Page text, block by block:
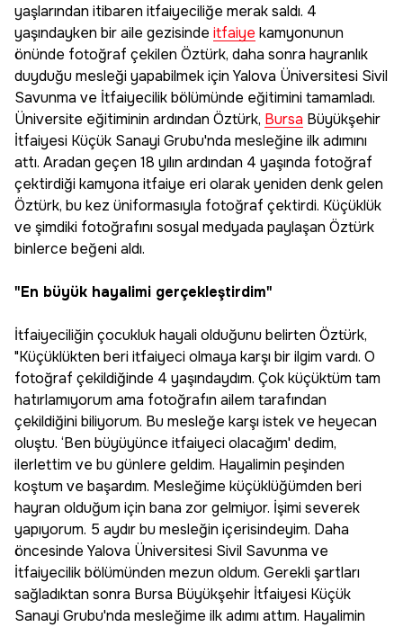
yaşlarından itibaren itfaiyeciliğe merak saldı. 4
yaşındayken bir aile gezisinde itfaiye kamyonunun
önünde fotoğraf çekilen Öztürk, daha sonra hayranlık
duyduğu mesleği yapabilmek için Yalova Üniversitesi Sivil
Savunma ve İtfaiyecilik bölümünde eğitimini tamamladı.
Üniversite eğitiminin ardından Öztürk, Bursa Büyükşehir
İtfaiyesi Küçük Sanayi Grubu'nda mesleğine ilk adımını
attı. Aradan geçen 18 yılın ardından 4 yaşında fotoğraf
çektirdiği kamyona itfaiye eri olarak yeniden denk gelen
Öztürk, bu kez üniformasıyla fotoğraf çektirdi. Küçüklük
ve şimdiki fotoğrafını sosyal medyada paylaşan Öztürk
binlerce beğeni aldı.
"En büyük hayalimi gerçekleştirdim"
İtfaiyeciliğin çocukluk hayali olduğunu belirten Öztürk,
"Küçüklükten beri itfaiyeci olmaya karşı bir ilgim vardı. O
fotoğraf çekildiğinde 4 yaşındaydım. Çok küçüktüm tam
hatırlamıyorum ama fotoğrafın ailem tarafından
çekildiğini biliyorum. Bu mesleğe karşı istek ve heyecan
oluştu. ‘Ben büyüyünce itfaiyeci olacağım' dedim,
ilerlettim ve bu günlere geldim. Hayalimin peşinden
koştum ve başardım. Mesleğime küçüklüğümden beri
hayran olduğum için bana zor gelmiyor. İşimi severek
yapıyorum. 5 aydır bu mesleğin içerisindeyim. Daha
öncesinde Yalova Üniversitesi Sivil Savunma ve
İtfaiyecilik bölümünden mezun oldum. Gerekli şartları
sağladıktan sonra Bursa Büyükşehir İtfaiyesi Küçük
Sanayi Grubu'nda mesleğime ilk adımı attım. Hayalimin